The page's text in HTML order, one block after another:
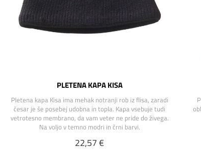
PLETENA KAPA KISA
Pletena kapa Kisa ima mehak notranji rob iz flisa, zaradi
česar je še posebej udobna in topla. Kapa vsebuje tudi
vetrotesno membrano, da vam veter ne pride do živega.
Na voljo v temno modri in črni barvi.
22,57 €